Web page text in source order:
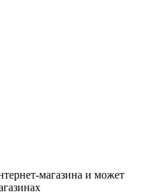
магазина и может